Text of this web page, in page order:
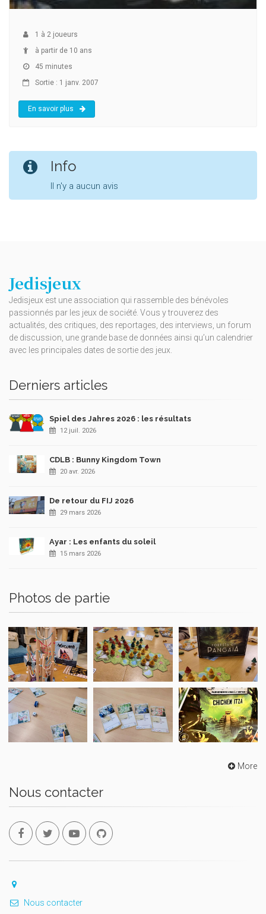
1 à 2 joueurs
à partir de 10 ans
45 minutes
Sortie : 1 janv. 2007
En savoir plus
Info
Il n'y a aucun avis
Jedisjeux
Jedisjeux est une association qui rassemble des bénévoles
passionnés par les jeux de société. Vous y trouverez des
actualités, des critiques, des reportages, des interviews, un forum
de discussion, une grande base de données ainsi qu’un calendrier
avec les principales dates de sortie des jeux.
Derniers articles
Spiel des Jahres 2026 : les résultats
12 juil. 2026
CDLB : Bunny Kingdom Town
20 avr. 2026
De retour du FIJ 2026
29 mars 2026
Ayar : Les enfants du soleil
15 mars 2026
Photos de partie
More
Nous contacter
Nous contacter